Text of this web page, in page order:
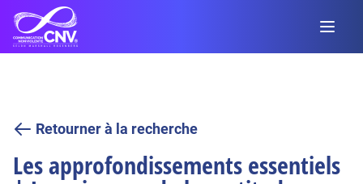
Retourner à la recherche
Les approfondissements essentiels